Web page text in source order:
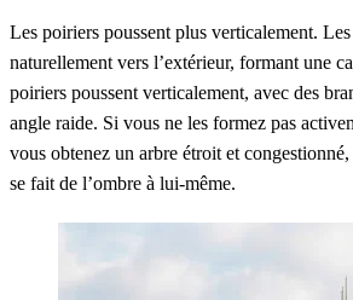
Les poiriers poussent plus verticalement.
naturellement vers l’extérieur, formant une
poiriers poussent verticalement, avec des
angle raide. Si vous ne les formez pas
vous obtenez un arbre étroit et
se fait de l’ombre à lui-même.